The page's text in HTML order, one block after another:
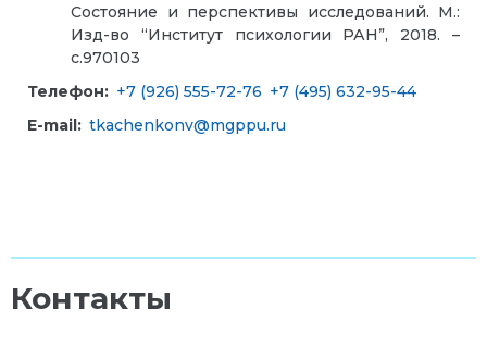
Состояние и перспективы исследований. М.:
Изд-во “Институт психологии РАН”, 2018. –
с.970103
Телефон: +7 (926) 555-72-76 +7 (495) 632-95-44
E-mail: tkachenkonv@mgppu.ru
Контакты